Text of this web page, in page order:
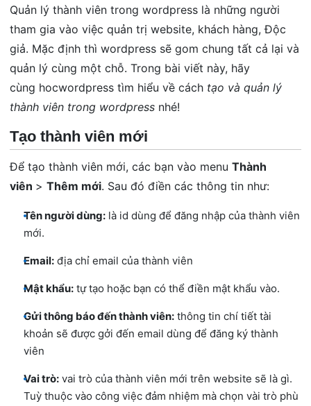
Quản lý thành viên trong wordpress là những người
tham gia vào việc quản trị website, khách hàng, Độc
giả. Mặc định thì wordpress sẽ gom chung tất cả lại và
quản lý cùng một chỗ. Trong bài viết này, hãy
cùng hocwordpress tìm hiểu về cách tạo và quản lý
thành viên trong wordpress nhé!
Tạo thành viên mới
Để tạo thành viên mới, các bạn vào menu Thành
viên > Thêm mới. Sau đó điền các thông tin như:
Tên người dùng: là id dùng để đăng nhập của thành viên
mới.
Email: địa chỉ email của thành viên
Mật khẩu: tự tạo hoặc bạn có thể điền mật khẩu vào.
Gửi thông báo đến thành viên: thông tin chí tiết tài
khoản sẽ được gởi đến email dùng để đăng ký thành
viên
Vai trò: vai trò của thành viên mới trên website sẽ là gì.
Tuỳ thuộc vào công việc đảm nhiệm mà chọn vài trò phù